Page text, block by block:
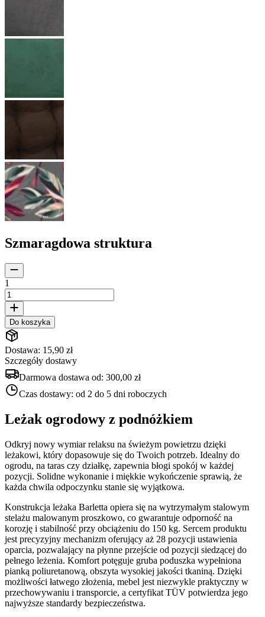
Szmaragdowa struktura
1
Do koszyka
Dostawa: 15,90 zł
Szczegóły dostawy
Darmowa dostawa od: 300,00 zł
Czas dostawy: od 2 do 5 dni roboczych
Leżak ogrodowy z podnóżkiem
Odkryj nowy wymiar relaksu na świeżym powietrzu dzięki
leżakowi, który dopasowuje się do Twoich potrzeb. Idealny do
ogrodu, na taras czy działkę, zapewnia błogi spokój w każdej
pozycji. Solidne wykonanie i miękkie wykończenie sprawią, że
każda chwila odpoczynku stanie się wyjątkowa.
Konstrukcja leżaka Barletta opiera się na wytrzymałym stalowym
stelażu malowanym proszkowo, co gwarantuje odporność na
korozję i stabilność przy obciążeniu do 150 kg. Sercem produktu
jest precyzyjny mechanizm oferujący aż 28 pozycji ustawienia
oparcia, pozwalający na płynne przejście od pozycji siedzącej do
pełnego leżenia. Komfort potęguje gruba poduszka wypełniona
pianką poliuretanową, obszyta wysokiej jakości tkaniną. Dzięki
możliwości łatwego złożenia, mebel jest niezwykle praktyczny w
przechowywaniu i transporcie, a certyfikat TÜV potwierdza jego
najwyższe standardy bezpieczeństwa.